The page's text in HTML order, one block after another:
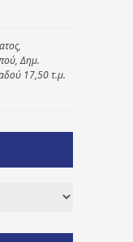
Δημ.
17,50 τ.μ.